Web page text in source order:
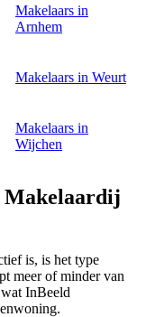
Makelaars in
Arnhem
Makelaars in Weurt
Makelaars in
Wijchen
Makelaardij
is, is het type
meer of minder van
InBeeld